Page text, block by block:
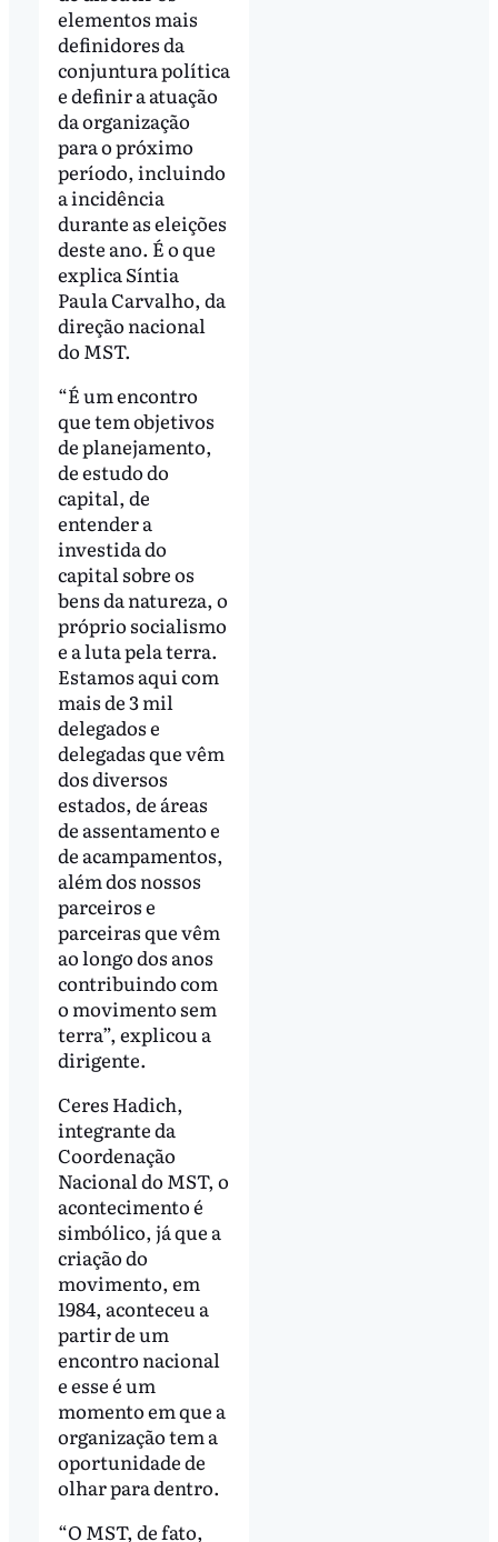
elementos mais
definidores da
conjuntura política
e definir a atuação
da organização
para o próximo
período, incluindo
a incidência
durante as eleições
deste ano. É o que
explica Síntia
Paula Carvalho, da
direção nacional
do MST.
“É um encontro
que tem objetivos
de planejamento,
de estudo do
capital, de
entender a
investida do
capital sobre os
bens da natureza, o
próprio socialismo
e a luta pela terra.
Estamos aqui com
mais de 3 mil
delegados e
delegadas que vêm
dos diversos
estados, de áreas
de assentamento e
de acampamentos,
além dos nossos
parceiros e
parceiras que vêm
ao longo dos anos
contribuindo com
o movimento sem
terra”, explicou a
dirigente.
Ceres Hadich,
integrante da
Coordenação
Nacional do MST, o
acontecimento é
simbólico, já que a
criação do
movimento, em
1984, aconteceu a
partir de um
encontro nacional
e esse é um
momento em que a
organização tem a
oportunidade de
olhar para dentro.
“O MST, de fato,